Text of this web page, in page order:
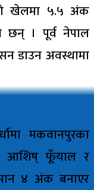
खेलमा ५.५ अंक
छन् । पूर्व नेपाल
डाउन अवस्थामा
मकवानपुरका
आशिष् फूँयाल र
४ अंक बनाएर